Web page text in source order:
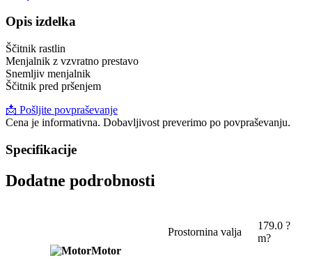
Opis izdelka
Ščitnik rastlin
Menjalnik z vzvratno prestavo
Snemljiv menjalnik
Ščitnik pred pršenjem
📩 Pošljite povpraševanje
Cena je informativna. Dobavljivost preverimo po povpraševanju.
Specifikacije
Dodatne podrobnosti
Motor
Prostornina valja
179.0 ?
m?